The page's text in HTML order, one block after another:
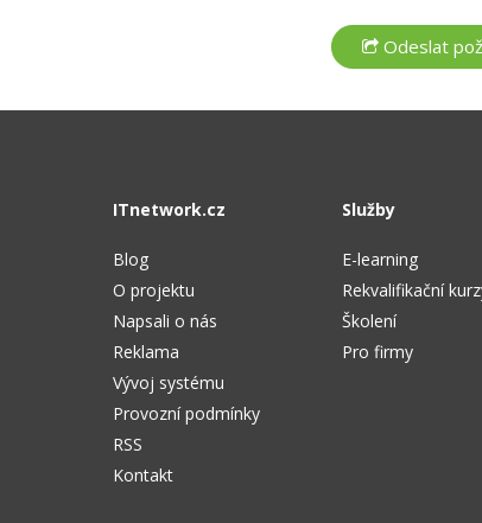
ITnetwork.cz
Blog
O projektu
Napsali o nás
Reklama
Vývoj systému
Provozní podmínky
RSS
Kontakt
Služby
E-learning
Rekvalifikační
Školení
Pro firmy